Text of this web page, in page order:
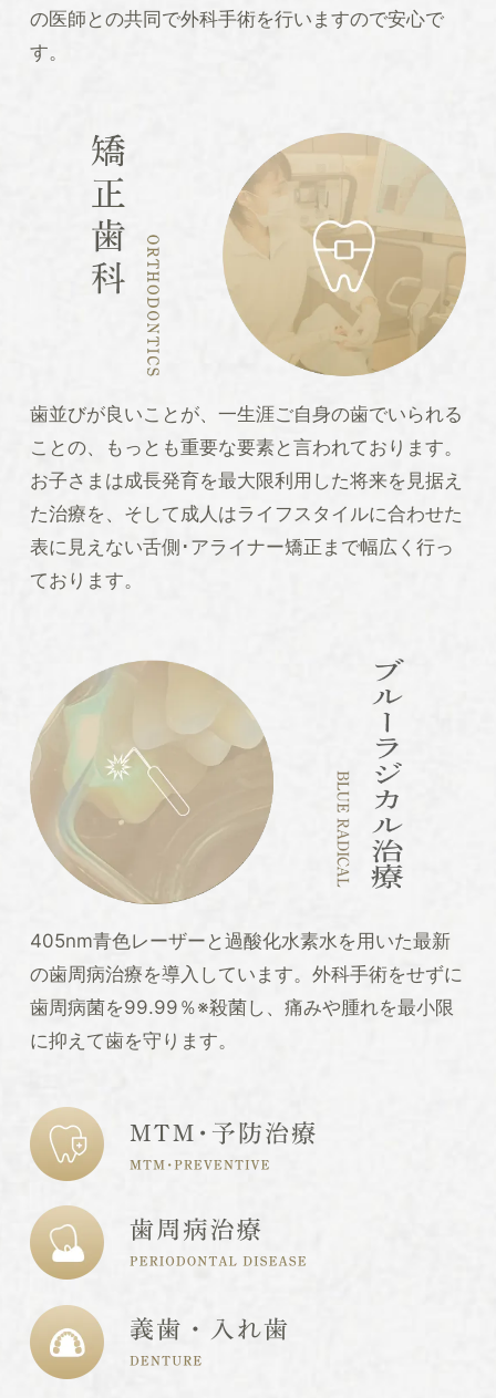
の医師との共同で外科手術を行いますので安心で
す。
歯並びが良いことが、一生涯ご自身の歯でいられる
ことの、もっとも重要な要素と言われております。
お子さまは成長発育を最大限利用した将来を見据え
た治療を、そして成人はライフスタイルに合わせた
表に見えない舌側･アライナー矯正まで幅広く行っ
ております。
405nm青色レーザーと過酸化水素水を用いた最新
の歯周病治療を導入しています。外科手術をせずに
歯周病菌を99.99％※殺菌し、痛みや腫れを最小限
に抑えて歯を守ります。